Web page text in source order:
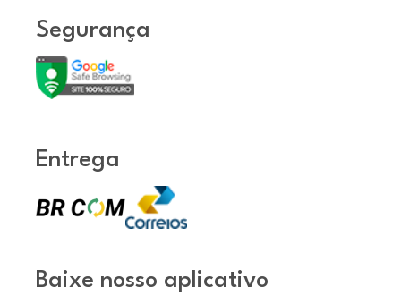
Segurança
Entrega
Baixe nosso aplicativo